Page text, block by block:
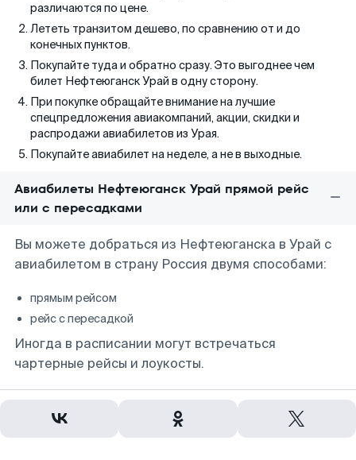
различаются по цене.
Лететь транзитом дешево, по сравнению от и до
конечных пунктов.
Покупайте туда и обратно сразу. Это выгоднее чем
билет Нефтеюганск Урай в одну сторону.
При покупке обращайте внимание на лучшие
спецпредложения авиакомпаний, акции, скидки и
распродажи авиабилетов из Урая.
Покупайте авиабилет на неделе, а не в выходные.
Авиабилеты Нефтеюганск Урай прямой рейс
или с пересадками
Вы можете добраться из Нефтеюганска в Урай с
авиабилетом в страну Россия двумя способами:
прямым рейсом
рейс с пересадкой
Иногда в расписании могут встречаться
чартерные рейсы и лоукосты.